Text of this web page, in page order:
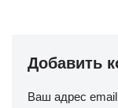
Добавить
Ваш адрес